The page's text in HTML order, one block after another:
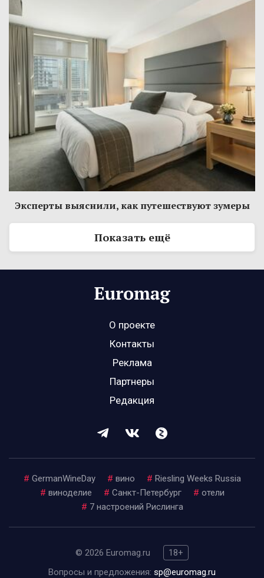
Эксперты выяснили, как путешествуют зумеры
Показать ещё
О проекте
Контакты
Реклама
Партнеры
Редакция
# GermanWineDay # вино # Riesling Weeks Russia
# виноделие # Санкт-Петербург # отели
# 7 настроений Рислинга
© 2026 Euromag.ru
18+
Вопросы и предложения: sp@euromag.ru